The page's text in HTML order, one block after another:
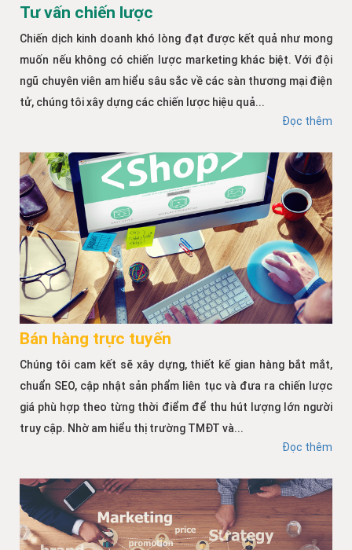
Tư vấn chiến lược
Chiến dịch kinh doanh khó lòng đạt được kết quả như mong
muốn nếu không có chiến lược marketing khác biệt. Với đội
ngũ chuyên viên am hiểu sâu sắc về các sàn thương mại điện
tử, chúng tôi xây dựng các chiến lược hiệu quả...
Đọc thêm
Bán hàng trực tuyến
Chúng tôi cam kết sẽ xây dựng, thiết kế gian hàng bắt mắt,
chuẩn SEO, cập nhật sản phẩm liên tục và đưa ra chiến lược
giá phù hợp theo từng thời điểm để thu hút lượng lớn người
truy cập. Nhờ am hiểu thị trường TMĐT và...
Đọc thêm